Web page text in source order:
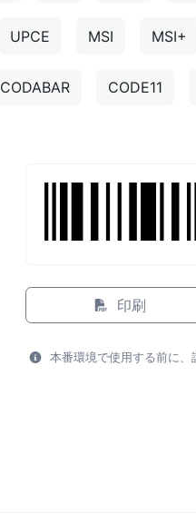
UPCE MSI MSI+
CODABAR CODE11
印刷
本番環境で使用する前に、